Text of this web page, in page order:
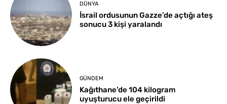
DÜNYA
İsrail ordusunun Gazze’de açtığı ateş
sonucu 3 kişi yaralandı
GÜNDEM
Kağıthane’de 104 kilogram
uyuşturucu ele geçirildi